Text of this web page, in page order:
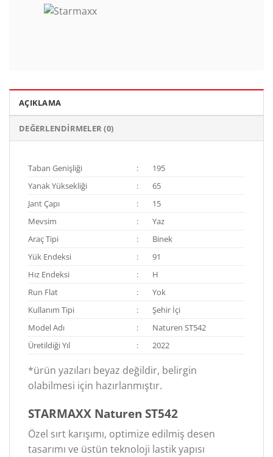
AÇIKLAMA
DEĞERLENDIRMELER (0)
Taban Genişliği :
195
Yanak Yüksekliği
:
65
Jant Çapı
:
15
Mevsim
:
Yaz
Araç Tipi
:
Binek
Yük Endeksi
:
91
Hız Endeksi
:
H
Run Flat
:
Yok
Kullanım Tipi
:
Şehir İçi
Model Adı
:
Naturen ST542
Üretildiği Yıl
: 2022
*ürün yazıları beyaz değildir, belirgin
olabilmesi için hazırlanmıştır.
STARMAXX Naturen ST542
Özel sırt karışımı, optimize edilmiş desen
tasarımı ve üstün teknoloji lastik yapısı